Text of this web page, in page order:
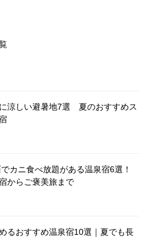
に涼しい避暑地7選 夏のおすすめス
でカニ食べ放題がある温泉宿6選！
からご褒美旅まで
るおすすめ温泉宿10選｜夏でも長